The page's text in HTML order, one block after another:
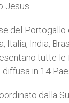
Jesus.
del Portogallo
Italia, India,
tutte
in 14
dalla